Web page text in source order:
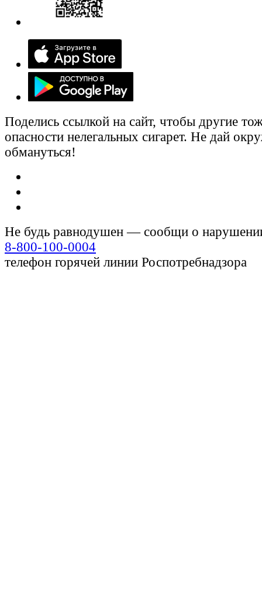
Поделись ссылкой на сайт, чтобы другие
опасности нелегальных сигарет. Не дай
обмануться!
Не будь равнодушен — сообщи о
8-800-100-0004
телефон горячей линии Роспотребнадзора